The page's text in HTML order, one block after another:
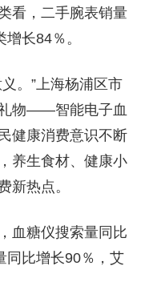
看，二手腕表销量
长84％。
。”上海杨浦区市
物——智能电子血
健康消费意识不断
养生食材、健康小
新热点。
糖仪搜索量同比
同比增长90％，艾